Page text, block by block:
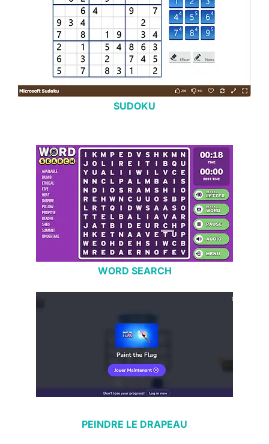
SUDOKU
WORD SEARCH
PEINDRE LE DRAPEAU